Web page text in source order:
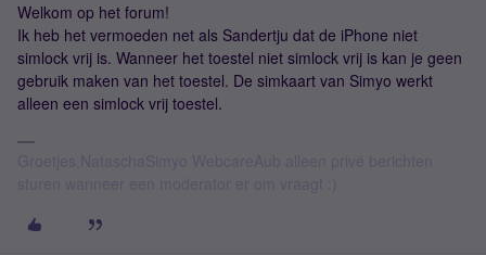
Welkom op het forum!
Ik heb het vermoeden net als Sandertju dat de iPhone niet
simlock vrij is. Wanneer het toestel niet simlock vrij is kan je geen
gebruik maken van het toestel. De simkaart van Simyo werkt
alleen een simlock vrij toestel.